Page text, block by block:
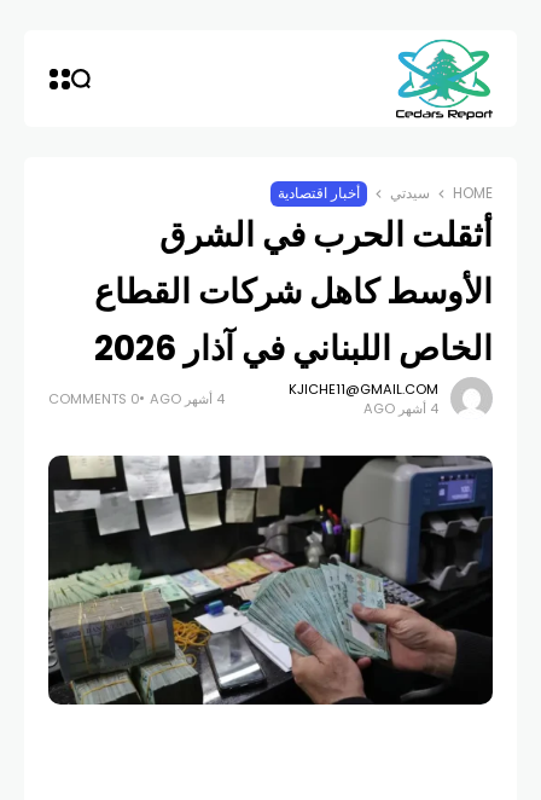
HOME سيدتي أخبار اقتصادية
أثقلت الحرب في الشرق
الأوسط كاهل شركات القطاع
الخاص اللبناني في آذار 2026
KJICHE11@GMAIL.COM
4 أشهر AGO
4 أشهر AGO 0 COMMENTS